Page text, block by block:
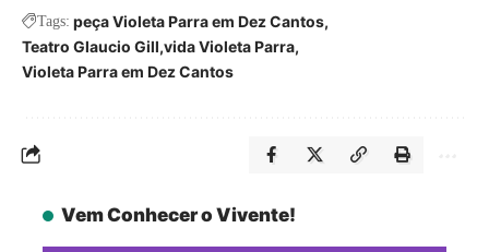
Tags: peça Violeta Parra em Dez Cantos
Teatro Glaucio Gill vida Violeta Parra
Violeta Parra em Dez Cantos
Vem Conhecer o Vivente!